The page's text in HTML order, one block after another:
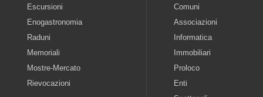
Escursioni
Enogastronomia
Raduni
Memoriali
Mostre-Mercato
Rievocazioni
Comuni
Associazioni
Informatica
Immobiliari
Proloco
Enti